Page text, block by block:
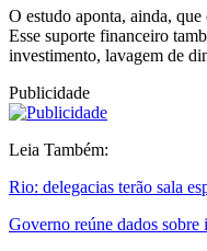
O estudo aponta, ainda,
Esse suporte financeiro
investimento, lavagem de
Publicidade
Leia Também:
Rio: delegacias terão sala
Governo reúne dados sobre